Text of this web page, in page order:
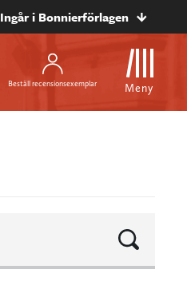
Ingår i Bonnierförlagen
Beställ recensionsexemplar Meny